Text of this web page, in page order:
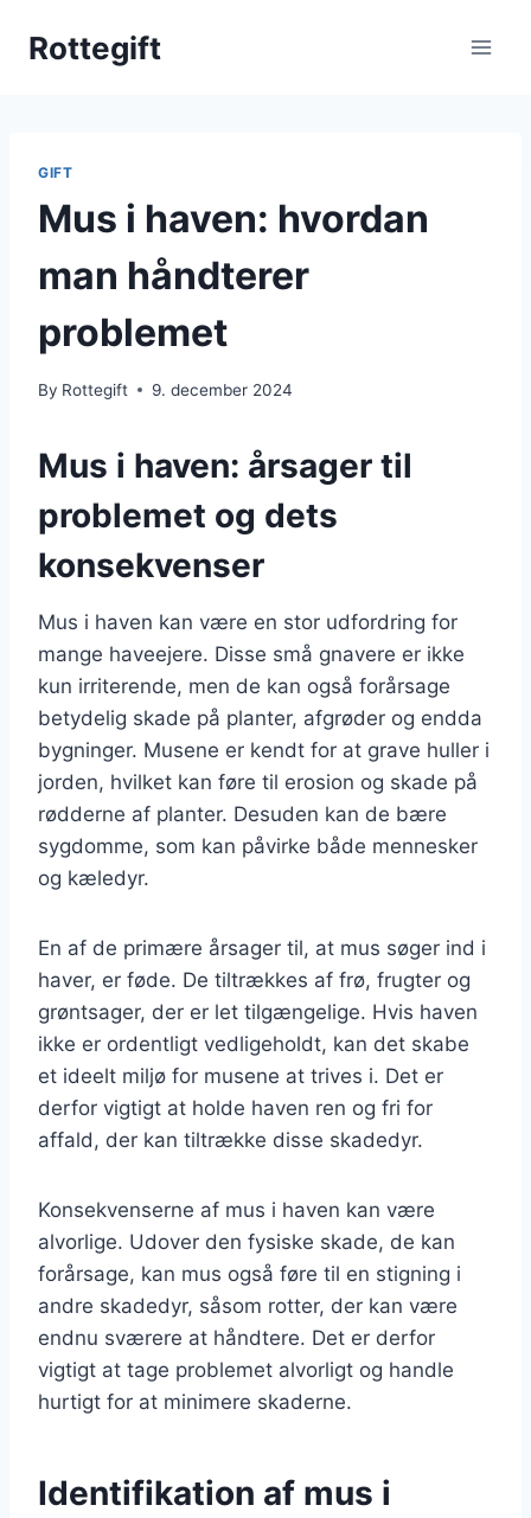
Rottegift
GIFT
Mus i haven: hvordan
man håndterer
problemet
By Rottegift 9. december 2024
Mus i haven: årsager til
problemet og dets
konsekvenser
Mus i haven kan være en stor udfordring for
mange haveejere. Disse små gnavere er ikke
kun irriterende, men de kan også forårsage
betydelig skade på planter, afgrøder og endda
bygninger. Musene er kendt for at grave huller i
jorden, hvilket kan føre til erosion og skade på
rødderne af planter. Desuden kan de bære
sygdomme, som kan påvirke både mennesker
og kæledyr.
En af de primære årsager til, at mus søger ind i
haver, er føde. De tiltrækkes af frø, frugter og
grøntsager, der er let tilgængelige. Hvis haven
ikke er ordentligt vedligeholdt, kan det skabe
et ideelt miljø for musene at trives i. Det er
derfor vigtigt at holde haven ren og fri for
affald, der kan tiltrække disse skadedyr.
Konsekvenserne af mus i haven kan være
alvorlige. Udover den fysiske skade, de kan
forårsage, kan mus også føre til en stigning i
andre skadedyr, såsom rotter, der kan være
endnu sværere at håndtere. Det er derfor
vigtigt at tage problemet alvorligt og handle
hurtigt for at minimere skaderne.
Identifikation af mus i